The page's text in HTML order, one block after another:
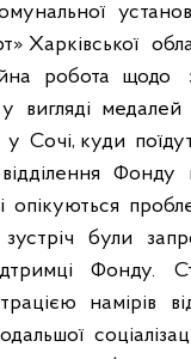
Харківської
робота щодо
у вигляді медалей
у Сочі, куди
відділення Фонду
опікуються
зустріч були
Фонду.
намірів